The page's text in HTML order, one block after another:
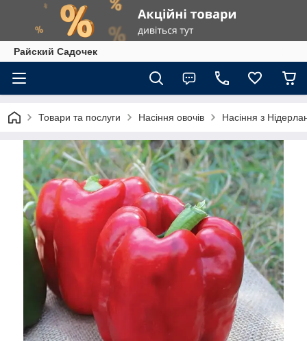
Райский Садочек
Товари та послуги Насіння овочів Насіння з